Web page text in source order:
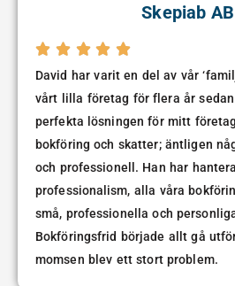
Skepiab AB
    
David har varit en del av vår
vårt lilla företag för flera år
perfekta lösningen för mitt
bokföring och skatter; äntligen
och professionell. Han har
professionalism, alla våra
små, professionella och
Bokföringsfrid började allt gå
momsen blev ett stort problem.